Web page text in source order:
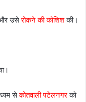
उसेरोकने की कोशिशकी।
सेकोतवाली पटेलनगरको